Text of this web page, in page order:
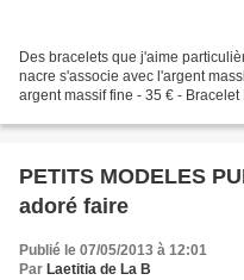
Des bracelets que j'aime
nacre s'associe avec l'argent
argent massif fine - 35 € -
PETITS MODELES
adoré faire
Publié le 07/05/2013 à 12:01
Par Laetitia de La B